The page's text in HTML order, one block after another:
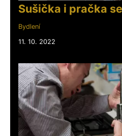
Sušička i pračka
Bydlení
11. 10. 2022